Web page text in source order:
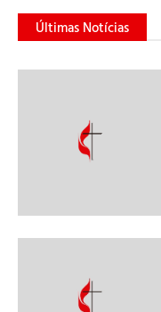
Últimas Notícias